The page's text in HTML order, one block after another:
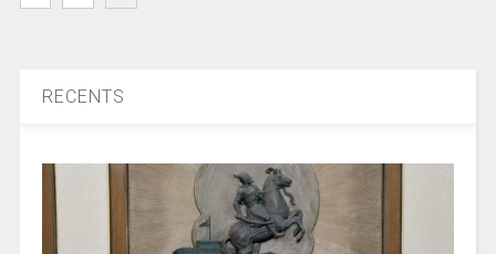
RECENTS